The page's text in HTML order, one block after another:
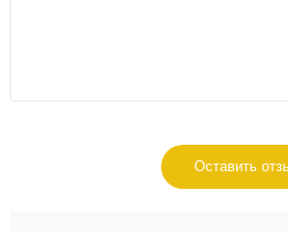
Оставить